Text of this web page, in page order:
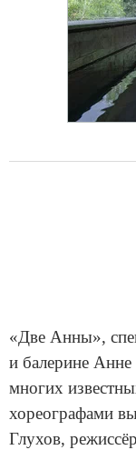
«Две Анны»,
и балерине
многих
хореографами
Глухов,